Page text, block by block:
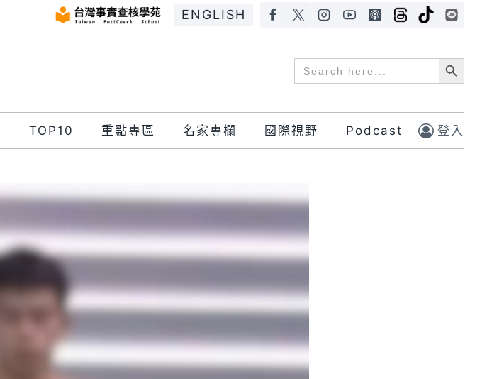
ENGLISH
Search
for:
Search Button
TOP10 重點專區 名家專欄 國際視野 Podcast 登入